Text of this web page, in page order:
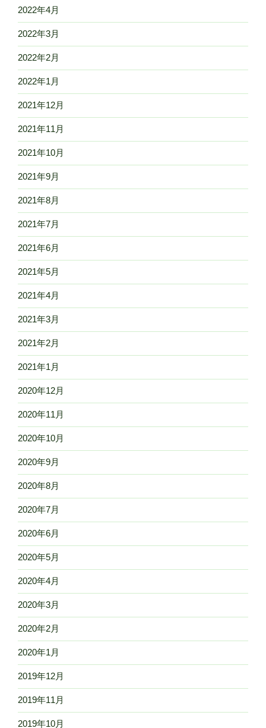
2022年4月
2022年3月
2022年2月
2022年1月
2021年12月
2021年11月
2021年10月
2021年9月
2021年8月
2021年7月
2021年6月
2021年5月
2021年4月
2021年3月
2021年2月
2021年1月
2020年12月
2020年11月
2020年10月
2020年9月
2020年8月
2020年7月
2020年6月
2020年5月
2020年4月
2020年3月
2020年2月
2020年1月
2019年12月
2019年11月
2019年10月